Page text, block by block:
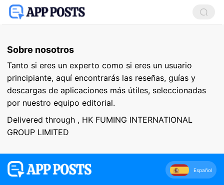
Sobre nosotros
Tanto si eres un experto como si eres un usuario
principiante, aquí encontrarás las reseñas, guías y
descargas de aplicaciones más útiles, seleccionadas
por nuestro equipo editorial.
Delivered through , HK FUMING INTERNATIONAL
GROUP LIMITED
Español